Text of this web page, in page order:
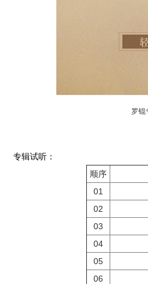
罗锟
专辑试听：
顺序
01
02
03
04
05
06